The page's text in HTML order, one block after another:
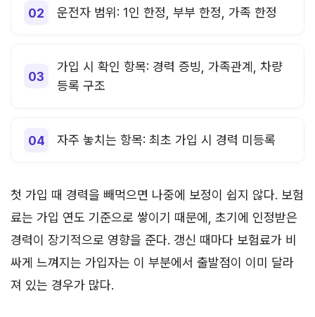
운전자 범위: 1인 한정, 부부 한정, 가족 한정
가입 시 확인 항목: 경력 증빙, 가족관계, 차량
등록 구조
자주 놓치는 항목: 최초 가입 시 경력 미등록
첫 가입 때 경력을 빼먹으면 나중에 보정이 쉽지 않다. 보험
료는 가입 연도 기준으로 쌓이기 때문에, 초기에 인정받은
경력이 장기적으로 영향을 준다. 갱신 때마다 보험료가 비
싸게 느껴지는 가입자는 이 부분에서 출발점이 이미 달라
져 있는 경우가 많다.